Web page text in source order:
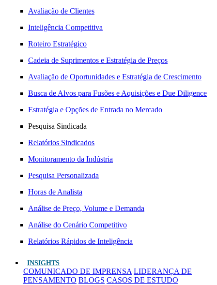
Avaliação de Clientes
Inteligência Competitiva
Roteiro Estratégico
Cadeia de Suprimentos e Estratégia de Preços
Avaliação de Oportunidades e Estratégia de Crescimento
Busca de Alvos para Fusões e Aquisições e Due Diligence
Estratégia e Opções de Entrada no Mercado
Pesquisa Sindicada
Relatórios Sindicados
Monitoramento da Indústria
Pesquisa Personalizada
Horas de Analista
Análise de Preço, Volume e Demanda
Análise do Cenário Competitivo
Relatórios Rápidos de Inteligência
INSIGHTS
COMUNICADO DE IMPRENSA LIDERANÇA DE
PENSAMENTO BLOGS CASOS DE ESTUDO